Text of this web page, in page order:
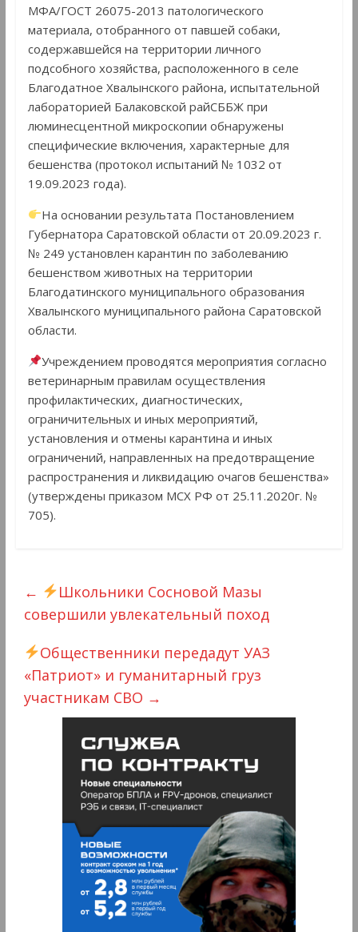
МФА/ГОСТ 26075-2013 патологического
материала, отобранного от павшей собаки,
содержавшейся на территории личного
подсобного хозяйства, расположенного в селе
Благодатное Хвалынского района, испытательной
лабораторией Балаковской райСББЖ при
люминесцентной микроскопии обнаружены
специфические включения, характерные для
бешенства (протокол испытаний № 1032 от
19.09.2023 года).
На основании результата Постановлением
Губернатора Саратовской области от 20.09.2023 г.
№ 249 установлен карантин по заболеванию
бешенством животных на территории
Благодатинского муниципального образования
Хвалынского муниципального района Саратовской
области.
Учреждением проводятся мероприятия согласно
ветеринарным правилам осуществления
профилактических, диагностических,
ограничительных и иных мероприятий,
установления и отмены карантина и иных
ограничений, направленных на предотвращение
распространения и ликвидацию очагов бешенства»
(утверждены приказом МСХ РФ от 25.11.2020г. №
705).
←
Школьники Сосновой Мазы
совершили увлекательный поход
Общественники передадут УАЗ
«Патриот» и гуманитарный груз
участникам СВО →